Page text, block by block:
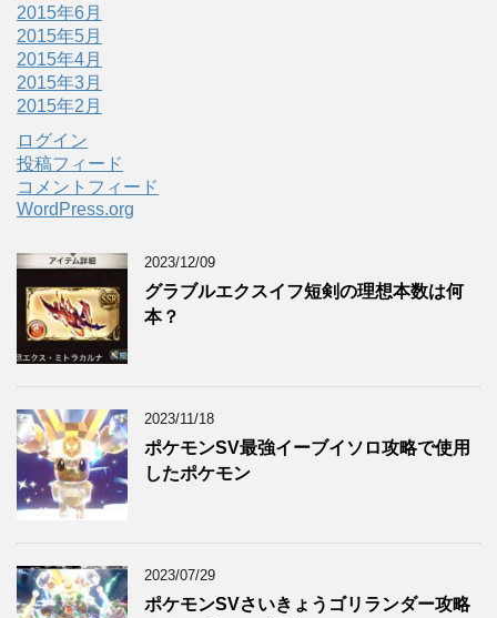
2015年6月
2015年5月
2015年4月
2015年3月
2015年2月
ログイン
投稿フィード
コメントフィード
WordPress.org
2023/12/09
グラブルエクスイフ短剣の理想本数は何
本？
2023/11/18
ポケモンSV最強イーブイソロ攻略で使用
したポケモン
2023/07/29
ポケモンSVさいきょうゴリランダー攻略